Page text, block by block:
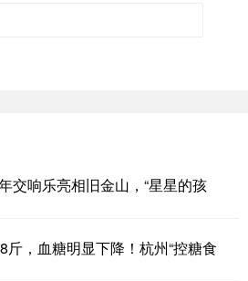
交响乐亮相旧金山，“星星的孩
，血糖明显下降！杭州“控糖食